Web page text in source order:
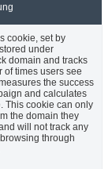
cookie, set by
under
domain and tracks
of times users see
the success
and calculates
This cookie can only
the domain they
will not track any
through